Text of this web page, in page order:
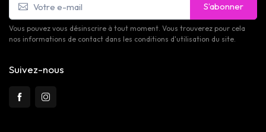
S’abonner
Vous pouvez vous désinscrire à tout moment. Vous trouverez pour cela
nos informations de contact dans les conditions d'utilisation du site.
Suivez-nous